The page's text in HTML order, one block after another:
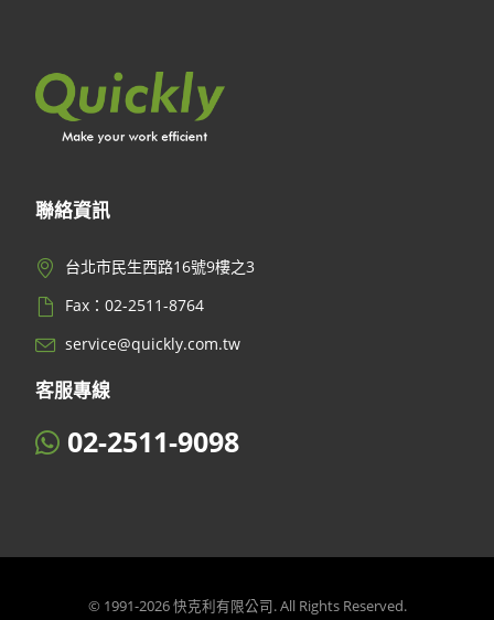
聯絡資訊
台北市民生西路16號9樓之3
Fax：02-2511-8764
service@quickly.com.tw
客服專線
02-2511-9098
© 1991-2026 快克利有限公司. All Rights Reserved.